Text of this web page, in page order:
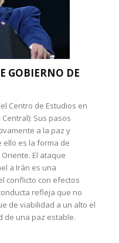
GOBIERNO DE
Centro de Estudios en
Sus pasos
a la paz y
ello es la forma de
El ataque
a Irán es una
conflicto con efectos
refleja que no
de viabilidad a un alto el
de una paz estable.